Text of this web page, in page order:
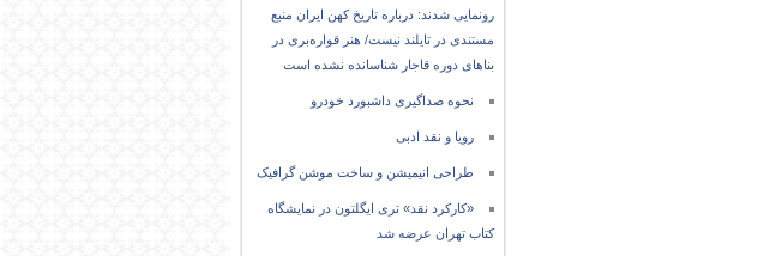
رونمایی شدند: درباره تاریخ کهن ایران منبع
مستندی در تایلند نیست/ هنر قواره‌بری در
بناهای دوره قاجار شناسانده نشده است
نحوه صداگیری داشبورد خودرو
رویا و نقد ادبی
طراحی انیمیشن و ساخت موشن گرافیک
«کارکرد نقد» تری ایگلتون در نمایشگاه
کتاب تهران عرضه شد